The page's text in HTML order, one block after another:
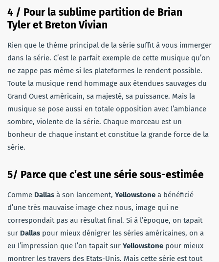
4 / Pour la sublime partition de Brian
Tyler et Breton Vivian
Rien que le thème principal de la série suffit à vous immerger
dans la série. C’est le parfait exemple de cette musique qu’on
ne zappe pas même si les plateformes le rendent possible.
Toute la musique rend hommage aux étendues sauvages du
Grand Ouest américain, sa majesté, sa puissance. Mais la
musique se pose aussi en totale opposition avec l’ambiance
sombre, violente de la série. Chaque morceau est un
bonheur de chaque instant et constitue la grande force de la
série.
5/ Parce que c’est une série sous-estimée
Comme Dallas à son lancement, Yellowstone a bénéficié
d’une très mauvaise image chez nous, image qui ne
correspondait pas au résultat final. Si à l’époque, on tapait
sur Dallas pour mieux dénigrer les séries américaines, on a
eu l’impression que l’on tapait sur Yellowstone pour mieux
montrer les travers des Etats-Unis. Mais cette série est tout